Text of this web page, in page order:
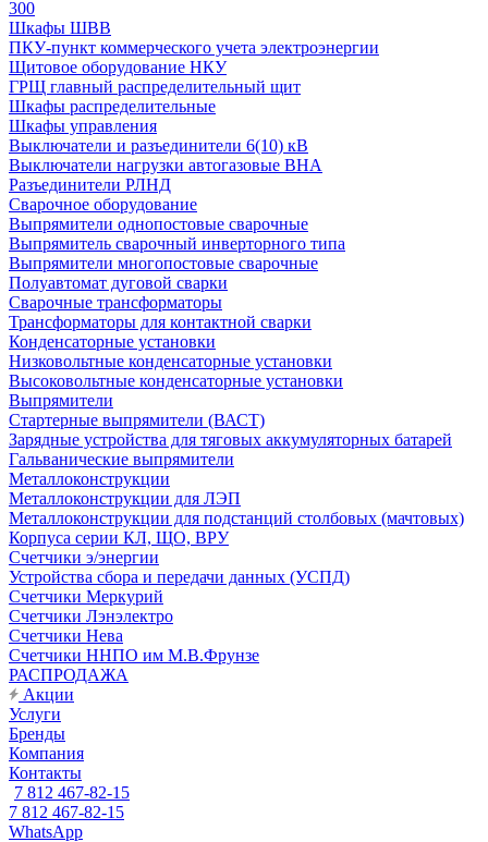
300
Шкафы ШВВ
ПКУ-пункт коммерческого учета электроэнергии
Щитовое оборудование НКУ
ГРЩ главный распределительный щит
Шкафы распределительные
Шкафы управления
Выключатели и разъединители 6(10) кВ
Выключатели нагрузки автогазовые ВНА
Разъединители РЛНД
Сварочное оборудование
Выпрямители однопостовые сварочные
Выпрямитель сварочный инверторного типа
Выпрямители многопостовые сварочные
Полуавтомат дуговой сварки
Сварочные трансформаторы
Трансформаторы для контактной сварки
Конденсаторные установки
Низковольтные конденсаторные установки
Высоковольтные конденсаторные установки
Выпрямители
Стартерные выпрямители (ВАСТ)
Зарядные устройства для тяговых аккумуляторных батарей
Гальванические выпрямители
Металлоконструкции
Металлоконструкции для ЛЭП
Металлоконструкции для подстанций столбовых (мачтовых)
Корпуса серии КЛ, ЩО, ВРУ
Счетчики э/энергии
Устройства сбора и передачи данных (УСПД)
Счетчики Меркурий
Счетчики Лэнэлектро
Счетчики Нева
Счетчики ННПО им М.В.Фрунзе
РАСПРОДАЖА
Акции
Услуги
Бренды
Компания
Контакты
7 812 467-82-15
7 812 467-82-15
WhatsApp